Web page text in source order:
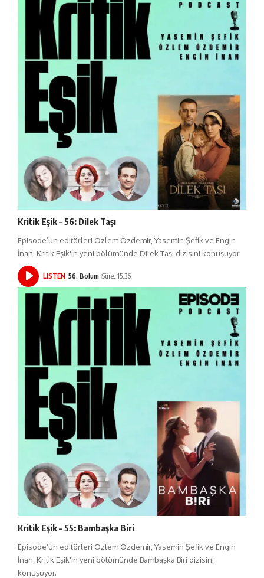
Kritik Eşik – 56: Dilek Taşı
Episode’un editörleri Özlem Özdemir, Yasemin Şefik ve Engin
İnan, Kritik Eşik'in yeni bölümünde Dilek Taşı dizisini konuşuyor.
LISTEN 56. Bölüm Süre: 15:36
Kritik Eşik – 55: Bambaşka Biri
Episode’un editörleri Özlem Özdemir, Yasemin Şefik ve Engin
İnan, Kritik Eşik'in yeni bölümünde Bambaşka Biri dizisini
konuşuyor.